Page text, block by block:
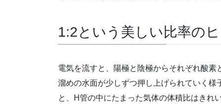
1:2という美しい比率の
電気を流すと、陽極と陰極からそれぞれ酸
溜めの水面が少しずつ押し上げられていく
と、H管の中にたまった気体の体積比はきれ